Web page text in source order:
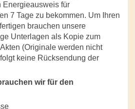
Energieausweis für
7 Tage zu bekommen. Um Ihren
brauchen unsere
Unterlagen als Kopie zum
(Originale werden nicht
keine Rücksendung der
wir für den